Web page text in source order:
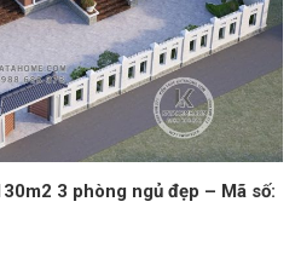
3 phòng ngủ đẹp – Mã số: